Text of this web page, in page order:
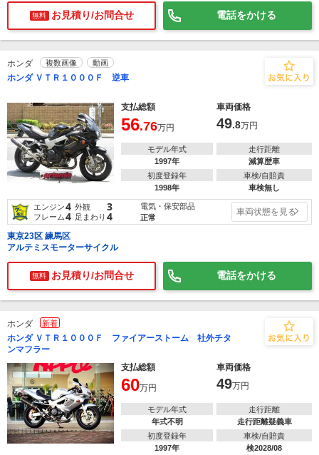
無料 お見積り/お問合せ 電話をかける
ホンダ 複数画像 動画
ホンダ ＶＴＲ１０００Ｆ 逆車
支払総額 車両価格
56.76万円 49.8万円
モデル年式
1997年
走行距離
減算歴車
初度登録年
1998年
車検/自賠責
車検無し
エンジン4 外観 3
フレーム4 足まわり 4
電気・保安部品
正常
車両状態を見る
東京23区 練馬区
アルテミスモーターサイクル
無料 お見積り/お問合せ 電話をかける
ホンダ 新着
ホンダ ＶＴＲ１０００Ｆ ファイアーストーム 社外チタ
ンマフラー
支払総額
車両価格
60万円 49万円
モデル年式
年式不明
走行距離
走行距離疑義車
初度登録年
1997年
車検/自賠責
検2028/08